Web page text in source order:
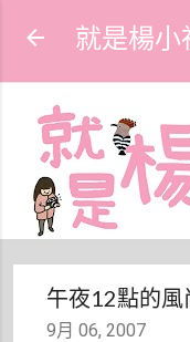
就是楊小
午夜12點的風
9月 06, 2007